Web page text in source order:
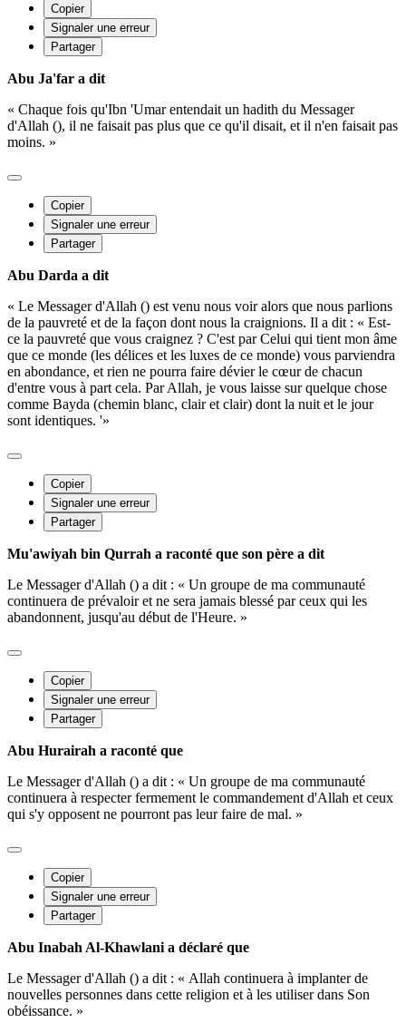
Copier
Signaler une erreur
Partager
Abu Ja'far a dit
« Chaque fois qu'Ibn 'Umar entendait un hadith du Messager
d'Allah (), il ne faisait pas plus que ce qu'il disait, et il n'en faisait pas
moins. »
Copier
Signaler une erreur
Partager
Abu Darda a dit
« Le Messager d'Allah () est venu nous voir alors que nous parlions
de la pauvreté et de la façon dont nous la craignions. Il a dit : « Est-
ce la pauvreté que vous craignez ? C'est par Celui qui tient mon âme
que ce monde (les délices et les luxes de ce monde) vous parviendra
en abondance, et rien ne pourra faire dévier le cœur de chacun
d'entre vous à part cela. Par Allah, je vous laisse sur quelque chose
comme Bayda (chemin blanc, clair et clair) dont la nuit et le jour
sont identiques. '»
Copier
Signaler une erreur
Partager
Mu'awiyah bin Qurrah a raconté que son père a dit
Le Messager d'Allah () a dit : « Un groupe de ma communauté
continuera de prévaloir et ne sera jamais blessé par ceux qui les
abandonnent, jusqu'au début de l'Heure. »
Copier
Signaler une erreur
Partager
Abu Hurairah a raconté que
Le Messager d'Allah () a dit : « Un groupe de ma communauté
continuera à respecter fermement le commandement d'Allah et ceux
qui s'y opposent ne pourront pas leur faire de mal. »
Copier
Signaler une erreur
Partager
Abu Inabah Al-Khawlani a déclaré que
Le Messager d'Allah () a dit : « Allah continuera à implanter de
nouvelles personnes dans cette religion et à les utiliser dans Son
obéissance. »